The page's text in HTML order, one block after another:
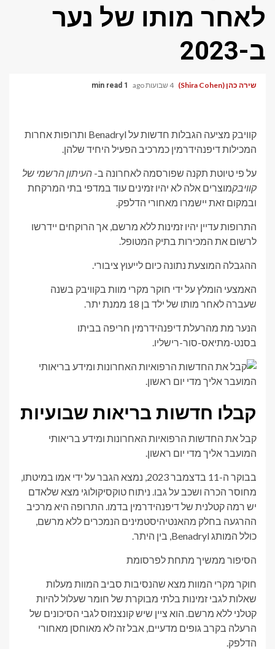
לאחר מותו של נער
ב-2023
שירה כהן (Shira Cohen) 4 שבועות ago 1 min read
קוויבק מציעה הגבלות חדשות על Benadryl ותרופות אחרות
המכילות דיפנהידרמין כמרכיב הפעיל היחיד שלהן.
על פי טיוטת תקנה שפורסמה לאחרונה ב- העיתון הרשמי של
קוויבקמוצרים אלה לא יהיו זמינים עוד במדפי בתי המרקחת
ובמקום זאת יישמרו מאחורי הדלפק.
התרופות עדיין יהיו זמינות ללא מרשם, אך הרוקחים יידרשו
לרשום את המכירות בתיק המטופל.
ההגבלה המוצעת נתונה כיום לייעוץ ציבורי.
האמצעי הומלץ על ידי חוקר מקרי מוות בקוויבק בשנה
שעברה לאחר מותו של ילד בן 18 ממנת יתר.
הנער מת מהרעלת דיפנהידרמין חריפה בביתו
בסנט-מתיאס-סור-רישליו.
קבלו חדשות בריאות שבועיות
קבל את החדשות הרפואיות האחרונות ומידע בריאותי
המועבר אליך מדי יום ראשון.
בבוקר ה-11 בדצמבר 2023, נמצא הגבר על ידי אמו במיטתו,
מחוסר הכרה ושכב על גבו. ניתוח טוקסיקולוגי מצא שלאדם
יש רמה קטלנית של דיפנהידרמין בדמו. התרופה היא מרכיב
ההרגעה בחלק מהאנטיהיסטמינים הנמכרים ללא מרשם,
כולל המותג Benadryl, בין היתר.
הסיפור ממשיך מתחת לפרסומת
חוקר מקרי המוות מצא שהנסיבות סביב המוות מעלות
שאלות לגבי זמינות בלתי מבוקרת של חומר שעלול להיות
קטלני ללא מרשם. הוא ציין שיש קונצנזוס לגבי הסיכונים של
הרעלה בקרב גופים מדעיים, אבל זה לא מאוחסן מאחורי
הדלפק.